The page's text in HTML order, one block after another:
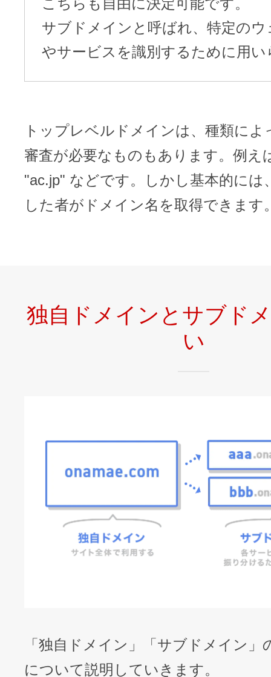
サブドメインと呼ばれ、特定のウ
やサービスを識別するために用い
トップレベルドメインは、種類によ
審査が必要なものもあります。例え
"ac.jp" などです。しかし基本的には
した者がドメイン名を取得できます
独自ドメインとサブド
い
「独自ドメイン」「サブドメイン」
について説明していきます。